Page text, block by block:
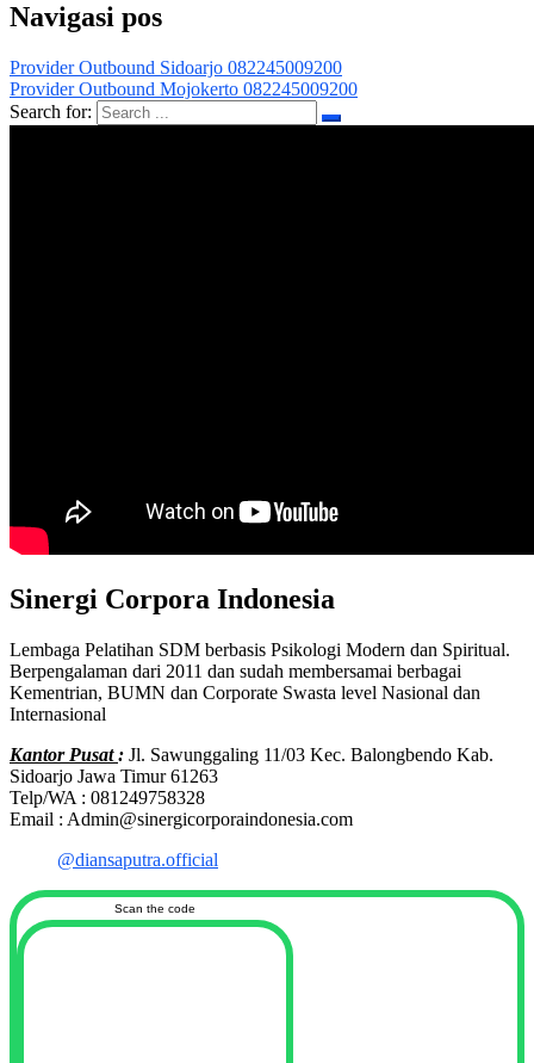
Navigasi pos
Provider Outbound Sidoarjo 082245009200
Provider Outbound Mojokerto 082245009200
Search for:
Sinergi Corpora Indonesia
Lembaga Pelatihan SDM berbasis Psikologi Modern dan Spiritual.
Berpengalaman dari 2011 dan sudah membersamai berbagai
Kementrian, BUMN dan Corporate Swasta level Nasional dan
Internasional
Kantor Pusat: Jl. Sawunggaling 11/03 Kec. Balongbendo Kab.
Sidoarjo Jawa Timur 61263
Telp/WA : 081249758328
Email : Admin@sinergicorporaindonesia.com
@diansaputra.official
Scan the code